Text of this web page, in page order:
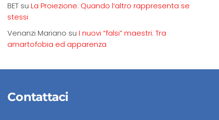
BET su La Proiezione. Quando l’altro rappresenta se
stessi
Venanzi Mariano su I nuovi “falsi” maestri. Tra
amartofobia ed apparenza
Contattaci